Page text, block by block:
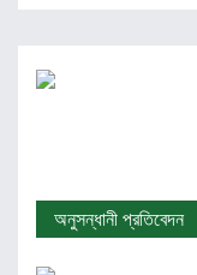
অনুসন্ধানী প্রতিবেদন